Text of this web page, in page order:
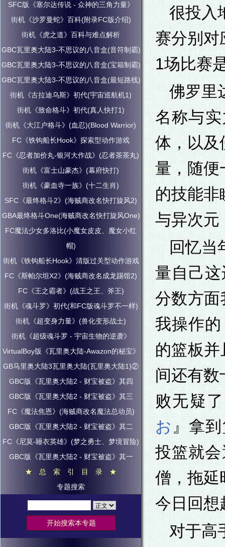
很投入
赛分别对
1场比赛
佛罗里
名称与
体，以及
量，随便
的技能非
与异次元
回忆当
量自己
分数方
我操作
的篮板
间还有数
败无疑
お』拿
投篮就
僧，拖
今日回想
对于高
SFC版《塞尔达传说 - 众神的三角力量》
街机《沙罗曼蛇》百科(附录FC版介绍)
街机《虎之道》百科与难点解析
GBC瓦里奥大陆3-不思议的八音盒(音符制霸)
GBC瓦里奥大陆3-不思议的八音盒(宝箱制霸)
GBC瓦里奥大陆3-不思议的八音盒(最短路线)
街机《古拉迪乌斯》初代(宇宙巡航机1)
街机《致命格斗》初代(真人快打1)
街机《大江户格斗》(血忍)(Blood Warrior)
FC《铁钩船长Hook》探索型动作游戏
FC《忍者加价丸-银河大作战》(忍者茶茶丸)
街机《富士山豪杰》(幕府快打)
街机《豪血寺一族》(十二生肖)
SFC《最终格斗2》(海贼商改名快打旋风2)
GBA最终格斗One(海贼商改名快打旋风One)
FC魔法少女多洛比(小魔女皮皮、魔女小红
帽)
街机《铁钩船长Hook》清版过关型动作游戏
FC《斯帕尔坦X2》(海贼商改名成龙踢馆2)
FC《王之霸者》(战王之王、斧王)
街机《魂斗罗》初代(和FC版魂斗罗不一样)
街机《超变身力量》(兽化变形战士)
街机《超级魂斗罗 - 宇宙生物的逆袭》
VirtualBoy版《瓦里奥大陆-Awazon的秘宝》
GB马里奥大陆3瓦里奥大陆(瓦里奥大陆1)②
GBC版《瓦里奥大陆2 - 财宝被盗》其四
GBC版《瓦里奥大陆2 - 财宝被盗》其三
FC《魔法焦恩》(海贼商改名魔法总动员)
GBC版《瓦里奥大陆2 - 财宝被盗》其二
FC《尼莫-睡衣英雄》(梦之勇士、梦境冒险)
GBC版《瓦里奥大陆2 - 财宝被盗》其一
★ 总 索 引 目 录 ★
专题搜索